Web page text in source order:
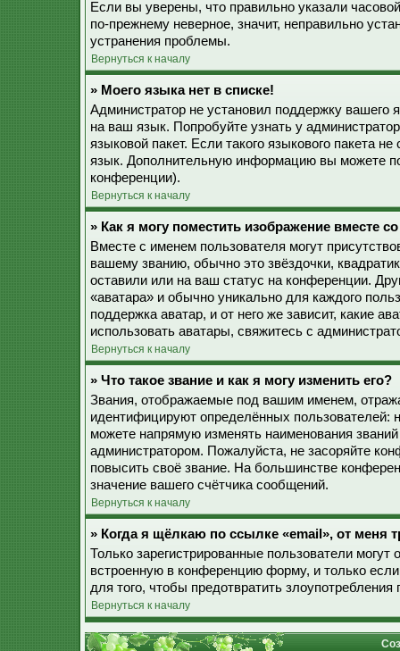
Если вы уверены, что правильно указали
по-прежнему неверное, значит, неправильно
устранения проблемы.
Вернуться к началу
» Моего языка нет в списке!
Администратор не установил поддержку вашего
на ваш язык. Попробуйте узнать у
языковой пакет. Если такого языкового пакета
язык. Дополнительную информацию вы можете
конференции).
Вернуться к началу
» Как я могу поместить изображение вместе
Вместе с именем пользователя могут
вашему званию, обычно это звёздочки,
оставили или на ваш статус на конференции.
«аватара» и обычно уникально для каждого
поддержка аватар, и от него же зависит, какие
использовать аватары, свяжитесь с
Вернуться к началу
» Что такое звание и как я могу изменить его?
Звания, отображаемые под вашим именем,
идентифицируют определённых
можете напрямую изменять наименования
администратором. Пожалуйста, не засоряйте
повысить своё звание. На большинстве
значение вашего счётчика сообщений.
Вернуться к началу
» Когда я щёлкаю по ссылке «email», от меня
Только зарегистрированные пользователи
встроенную в конференцию форму, и только
для того, чтобы предотвратить
Вернуться к началу